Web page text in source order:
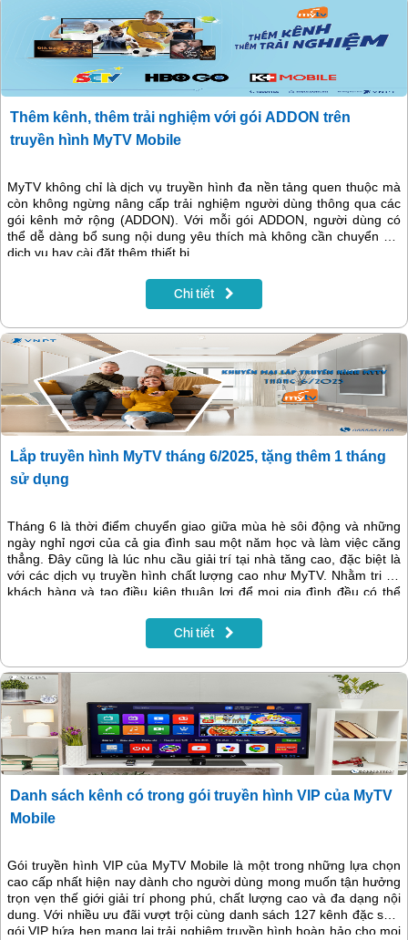
Thêm kênh, thêm trải nghiệm với gói ADDON trên
truyền hình MyTV Mobile
MyTV không chỉ là dịch vụ truyền hình đa nền tảng quen thuộc mà
còn không ngừng nâng cấp trải nghiệm người dùng thông qua các
gói kênh mở rộng (ADDON). Với mỗi gói ADDON, người dùng có
thể dễ dàng bổ sung nội dung yêu thích mà không cần chuyển đổi
dịch vụ hay cài đặt thêm thiết bị.
Chi tiết
Lắp truyền hình MyTV tháng 6/2025, tặng thêm 1 tháng
sử dụng
Tháng 6 là thời điểm chuyển giao giữa mùa hè sôi động và những
ngày nghỉ ngơi của cả gia đình sau một năm học và làm việc căng
thẳng. Đây cũng là lúc nhu cầu giải trí tại nhà tăng cao, đặc biệt là
với các dịch vụ truyền hình chất lượng cao như MyTV. Nhằm tri ân
khách hàng và tạo điều kiện thuận lợi để mọi gia đình đều có thể
trình khuyến mại lắp đặt truyền hình MyTV tháng 6/2025 với ưu đãi
hấp dẫn: Tặng thêm 1 tháng sử dụng khi khách hàng thanh toán
Chi tiết
Danh sách kênh có trong gói truyền hình VIP của MyTV
Mobile
Gói truyền hình VIP của MyTV Mobile là một trong những lựa chọn
cao cấp nhất hiện nay dành cho người dùng mong muốn tận hưởng
trọn vẹn thế giới giải trí phong phú, chất lượng cao và đa dạng nội
dung. Với nhiều ưu đãi vượt trội cùng danh sách 127 kênh đặc sắc,
gói VIP hứa hẹn mang lại trải nghiệm truyền hình hoàn hảo cho mọi